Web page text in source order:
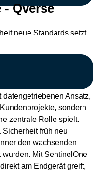
- Qverse
neue Standards setzt
datengetriebenen Ansatz,
sondern
zentrale Rolle spielt.
früh neu
den wachsenden
wurden. Mit SentinelOne
am Endgerät greift,